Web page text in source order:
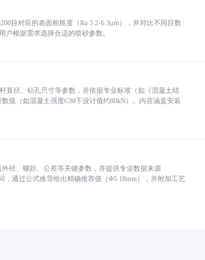
目对应的表面粗糙度（Ra 3.2-6.3μm），并对比不同目数
户根据需求选择合适的喷砂参数。
直径、钻孔尺寸等参数，并依据专业标准（如《混凝土结
值（如混凝土强度C30下设计值约80kN）。内容涵盖安装
径、螺距、公差等关键参数，并提供专业数据来源
，通过公式推导给出精确推荐值（Φ5.18mm），并附加工艺